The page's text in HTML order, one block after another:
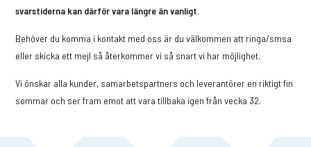
svarstiderna kan därför vara längre än vanligt.
Behöver du komma i kontakt med oss är du välkommen att ringa/smsa
eller skicka ett mejl så återkommer vi så snart vi har möjlighet.
Vi önskar alla kunder, samarbetspartners och leverantörer en riktigt fin
sommar och ser fram emot att vara tillbaka igen från vecka 32.